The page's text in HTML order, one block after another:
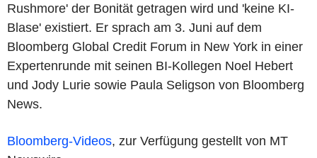
Rushmore' der Bonität getragen wird und 'keine KI-
Blase' existiert. Er sprach am 3. Juni auf dem
Bloomberg Global Credit Forum in New York in einer
Expertenrunde mit seinen BI-Kollegen Noel Hebert
und Jody Lurie sowie Paula Seligson von Bloomberg
News.
Bloomberg-Videos, zur Verfügung gestellt von MT